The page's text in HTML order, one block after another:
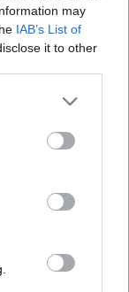
may
IAB’s List of
it to other
more Google
may click to
party tags to
below Google